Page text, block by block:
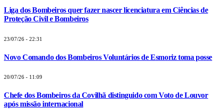
Liga dos Bombeiros quer fazer nascer licenciatura em Ciências de
Proteção Civil e Bombeiros
23/07/26 - 22:31
Novo Comando dos Bombeiros Voluntários de Esmoriz toma posse
20/07/26 - 11:09
Chefe dos Bombeiros da Covilhã distinguido com Voto de Louvor
após missão internacional